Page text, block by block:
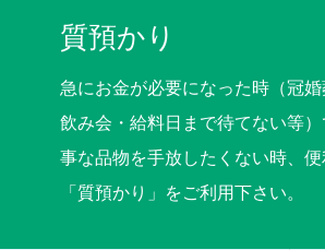
質預かり
急にお金が必要になった時（冠婚
飲み会・給料日まで待てない等）
事な品物を手放したくない時、便
「質預かり」をご利用下さい。